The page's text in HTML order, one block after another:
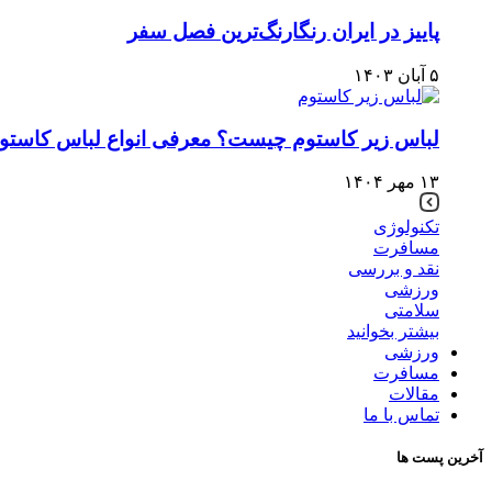
پاییز در ایران رنگارنگ‌ترین فصل سفر
۵ آبان ۱۴۰۳
لباس زير كاستوم چيست؟ معرفی انواع لباس
۱۳ مهر ۱۴۰۴
تکنولوژی
مسافرت
نقد و بررسی
ورزشی
سلامتی
بیشتر بخوانید
ورزشی
مسافرت
مقالات
تماس با ما
آخرین پست ها